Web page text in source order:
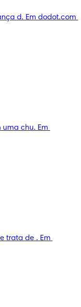
d. Em dodot.com
chu. Em
trata de . Em